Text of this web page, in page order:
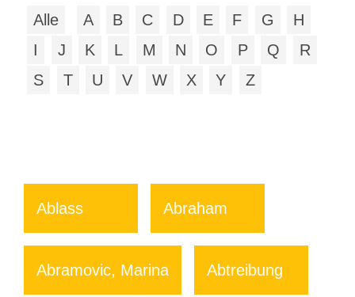
Alle A B C D E F G
H
I
J K L M N O P Q
R
S
T U V W X Y Z
Ablass Abraham
Abramovic, Marina Abtreibung